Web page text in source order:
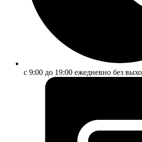
с 9:00 до 19:00 ежедневно без